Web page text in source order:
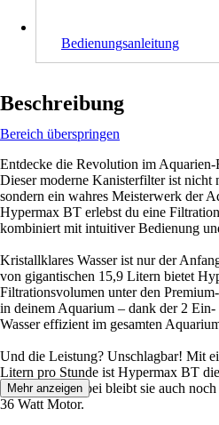
Bedienungsanleitung
Beschreibung
Bereich überspringen
Entdecke die Revolution im
Dieser moderne Kanisterfilter ist nicht
sondern ein wahres Meisterwerk der
Hypermax BT erlebst du eine
kombiniert mit intuitiver Bedienung
Kristallklares Wasser ist nur der
von gigantischen 15,9 Litern bietet
Filtrationsvolumen unter den
in deinem Aquarium – dank der 2
Wasser effizient im gesamten
Und die Leistung? Unschlagbar! Mit
Litern pro Stunde ist Hypermax BT
dem Markt. Dabei bleibt sie auch
36 Watt Motor.
Mehr anzeigen